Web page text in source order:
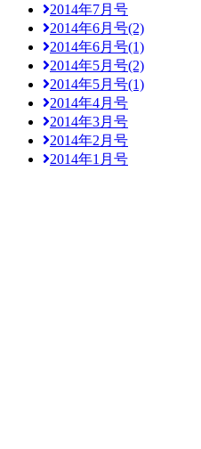
2014年7月号
2014年6月号(2)
2014年6月号(1)
2014年5月号(2)
2014年5月号(1)
2014年4月号
2014年3月号
2014年2月号
2014年1月号